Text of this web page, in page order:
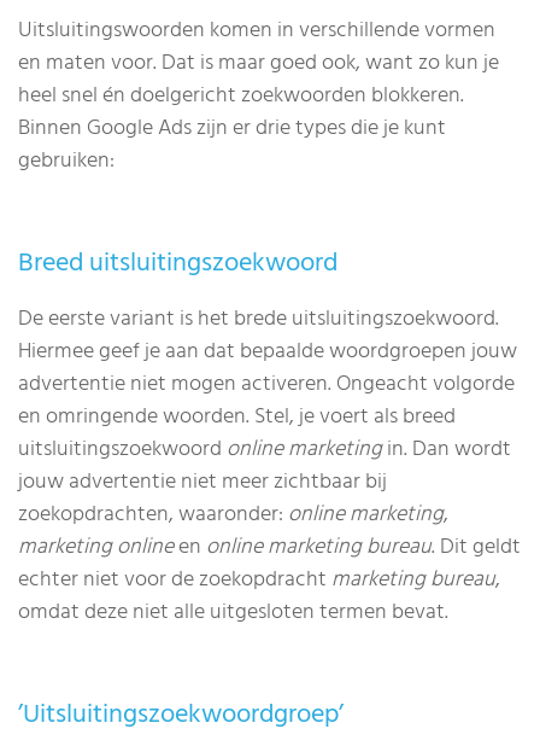
Uitsluitingswoorden komen in verschillende vormen
en maten voor. Dat is maar goed ook, want zo kun je
heel snel én doelgericht zoekwoorden blokkeren.
Binnen Google Ads zijn er drie types die je kunt
gebruiken:
Breed uitsluitingszoekwoord
De eerste variant is het brede uitsluitingszoekwoord.
Hiermee geef je aan dat bepaalde woordgroepen jouw
advertentie niet mogen activeren. Ongeacht volgorde
en omringende woorden. Stel, je voert als breed
uitsluitingszoekwoord online marketingin. Dan wordt
jouw advertentie niet meer zichtbaar bij
zoekopdrachten, waaronder: online marketing,
marketing onlineen online marketing bureau. Dit geldt
echter niet voor de zoekopdracht marketing bureau,
omdat deze niet alle uitgesloten termen bevat.
’Uitsluitingszoekwoordgroep’